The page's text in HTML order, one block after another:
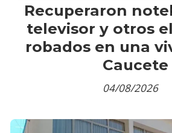
Recuperaron
televisor y otros
robados en una
Caucete
04/08/2026